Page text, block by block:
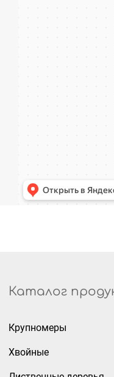
Каталог
Крупномеры
Хвойные